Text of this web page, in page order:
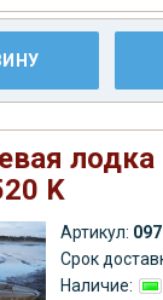
лодка
K
Артикул:
Срок
Наличие: